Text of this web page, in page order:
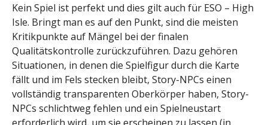
Kein Spiel ist perfekt und dies gilt auch für ESO – High
Isle. Bringt man es auf den Punkt, sind die meisten
Kritikpunkte auf Mängel bei der finalen
Qualitätskontrolle zurückzuführen. Dazu gehören
Situationen, in denen die Spielfigur durch die Karte
fällt und im Fels stecken bleibt, Story-NPCs einen
vollständig transparenten Oberkörper haben, Story-
NPCs schlichtweg fehlen und ein Spielneustart